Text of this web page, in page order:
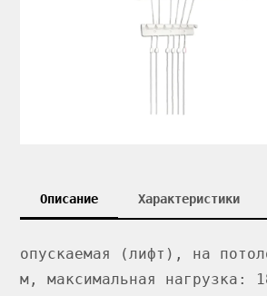
Описание Характеристики
опускаемая (лифт), на
м, максимальная нагрузка: